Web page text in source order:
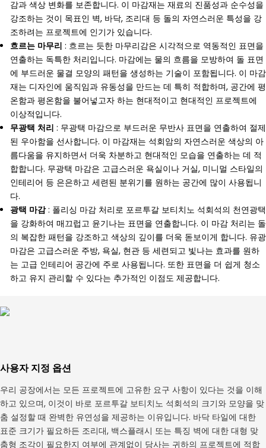
감과 색상 변화를 보존합니다. 이 마감재는 재료의 진품성과 순수성을
강조하는 것이 목표인 벽, 바닥, 조리대 등 돌의 자연스러운 특성을 강
조하려는 프로젝트에 인기가 있습니다.
흐르는 마무리 : 흐르는 듯한 마무리감은 시각적으로 역동적인 표면을
연출하는 독특한 처리입니다. 마감에는 물의 흐름을 모방하여 돌 표면
에 부드러운 물결 모양의 패턴을 생성하는 기술이 포함됩니다. 이 마감
재는 디자인에 움직임과 유동성을 만드는 데 특히 적합하며, 공간에 평
온함과 평온함을 불어넣고자 하는 현대적이고 현대적인 프로젝트에
이상적입니다.
무광택 처리 : 무광택 마감으로 부드러운 무반사 표면을 연출하여 절제
된 우아함을 선사합니다. 이 마감재는 석회암의 자연스러운 색상의 아
름다움을 유지하면서 더욱 차분하고 현대적인 모습을 연출하는 데 적
합합니다. 무광택 마감은 고급스러운 욕실이나 거실, 미니멀 스타일의
인테리어 등 은은하고 세련된 분위기를 원하는 공간에 많이 사용됩니
다.
광택 마감: 폴리싱 마감 처리로 포르투갈 보티치노 석회석의 천연광택
을 강화하여 매끄럽고 윤기나는 표면을 연출합니다. 이 마감 처리는 돌
의 복잡한 패턴을 강조하고 색상의 깊이를 더욱 돋보이게 합니다. 유광
마감은 고급스러운 주방, 욕실, 현관 등 세련되고 빛나는 효과를 원하
는 고급 인테리어 공간에 주로 사용됩니다. 또한 표면을 더 쉽게 청소
하고 유지 관리할 수 있다는 추가적인 이점도 제공합니다.
사용자 지정 옵션
우리 공장에서는 모든 프로젝트에 고유한 요구 사항이 있다는 것을 이해
하고 있으며, 이것이 바로 포르투갈 보티치노 석회석의 크기와 모양을 맞
춤 설정할 때 완벽한 유연성을 제공하는 이유입니다. 바닥 타일에 대한
표준 크기가 필요하든 조리대, 백스플래시 또는 특징 벽에 대한 대형 맞
춤형 조각이 필요한지 여부에 관계없이 당사는 귀하의 프로젝트에 적합